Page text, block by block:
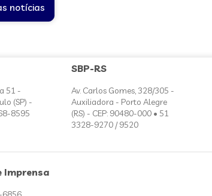
notícias
51 -
(SP) -
8595
SBP-RS
Av. Carlos Gomes, 328/305 -
Auxiliadora - Porto Alegre
(RS) - CEP: 90480-000 • 51
3328-9270 / 9520
Imprensa